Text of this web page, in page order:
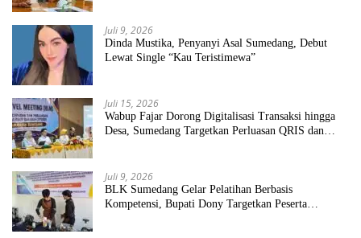
Juli 9, 2026
Dinda Mustika, Penyanyi Asal Sumedang, Debut
Lewat Single “Kau Teristimewa”
Juli 15, 2026
Wabup Fajar Dorong Digitalisasi Transaksi hingga
Desa, Sumedang Targetkan Perluasan QRIS dan
Juli 9, 2026
BLK Sumedang Gelar Pelatihan Berbasis
Kompetensi, Bupati Dony Targetkan Peserta